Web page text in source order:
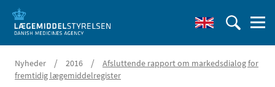
Nyheder / 2016 /
Afsluttende rapport om markedsdialog for
fremtidig lægemiddelregister